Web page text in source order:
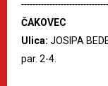
ČAKOVEC
Ulica: JOSIPA
par. 2-4.